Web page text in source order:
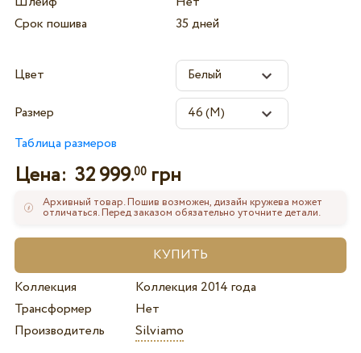
Срок пошива
35 дней
Цвет
Размер
Таблица размеров
Цена: 32 999.00грн
Архивный товар. Пошив возможен, дизайн кружева может
отличаться. Перед заказом обязательно уточните детали.
Коллекция
Коллекция 2014 года
Трансформер
Нет
Производитель
Silviamo